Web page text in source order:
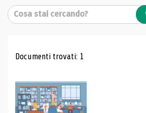
Cerca
Risultati di ricerca
Documenti trovati: 1